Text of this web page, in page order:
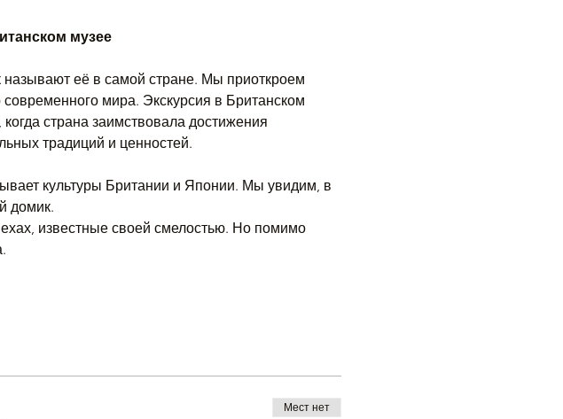
музее
её в самой стране. Мы приоткроем
мира. Экскурсия в Британском
страна заимствовала достижения
традиций и ценностей.
культуры Британии и Японии. Мы увидим, в
домик.
известные своей смелостью. Но помимо
Мест нет